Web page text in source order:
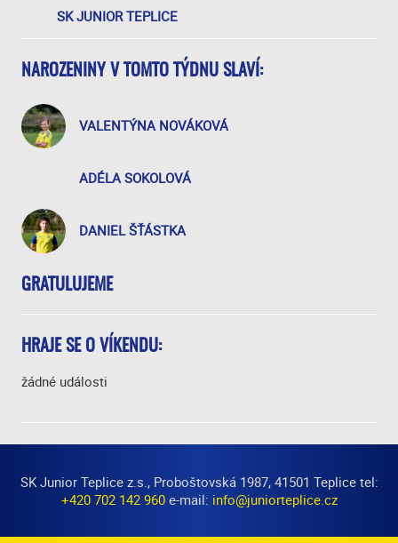
SK JUNIOR TEPLICE
NAROZENINY V TOMTO TÝDNU SLAVÍ:
VALENTÝNA NOVÁKOVÁ
ADÉLA SOKOLOVÁ
DANIEL ŠŤÁSTKA
GRATULUJEME
HRAJE SE O VÍKENDU:
žádné události
SK Junior Teplice z.s., Proboštovská 1987, 41501 Teplice tel:
+420 702 142 960e-mail: info@juniorteplice.cz